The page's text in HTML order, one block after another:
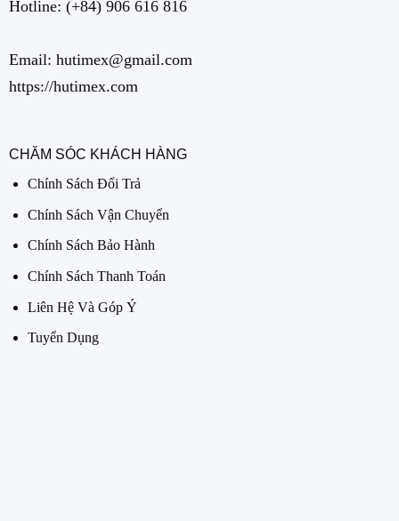
Hotline: (+84) 906 616 816
Email: hutimex@gmail.com
https://hutimex.com
CHĂM SÓC KHÁCH HÀNG
Chính Sách Đổi Trả
Chính Sách Vận Chuyển
Chính Sách Bảo Hành
Chính Sách Thanh Toán
Liên Hệ Và Góp Ý
Tuyển Dụng